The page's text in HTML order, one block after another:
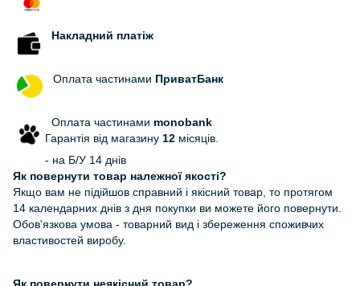
Накладний платіж
Оплата частинами ПриватБанк
Оплата частинами monobank
Гарантія від магазину 12 місяців.
- на Б/У 14 днів
Як повернути товар належної якості?
Якщо вам не підійшов справний і якісний товар, то протягом
14 календарних днів з дня покупки ви можете його повернути.
Обов'язкова умова - товарний вид і збереження споживчих
властивостей виробу.